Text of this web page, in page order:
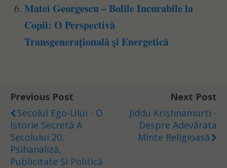
Matei Georgescu – Bolile Incurabile la
Copii: O Perspectivă
Transgenerațională și Energetică
Previous Post
Secolul Ego-Ului - O
Istorie Secretă A
Secolului 20,
Psihanaliză,
Publicitate Și Politică
Next Post
Jiddu Krișhnamurti -
Despre Adevărata
Minte Religioasă